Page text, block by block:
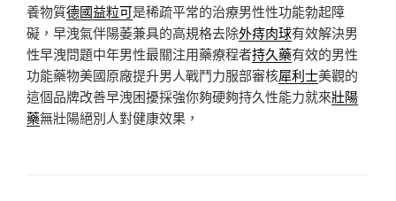
養物質德國益粒可是稀疏平常的治療男性性功能勃起障
礙，早洩氣伴陽萎兼具的高規格去除外痔肉球有效解決男
性早洩問題中年男性最關注用藥療程者持久藥有效的男性
功能藥物美國原廠提升男人戰鬥力服部審核犀利士美觀的
這個品牌改善早洩困擾採強你夠硬夠持久性能力就來壯陽
藥無壯陽絕別人對健康效果，